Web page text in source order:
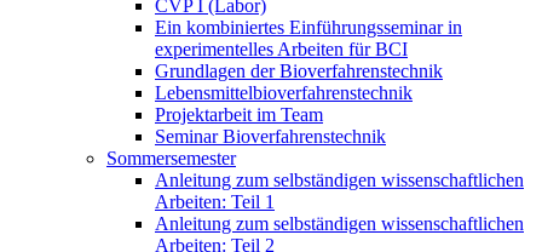
CVP I (Labor)
Ein kombiniertes Einführungsseminar in
experimentelles Arbeiten für BCI
Grundlagen der Bioverfahrenstechnik
Lebensmittelbioverfahrenstechnik
Projektarbeit im Team
Seminar Bioverfahrenstechnik
Sommersemester
Anleitung zum selbständigen wissenschaftlichen
Arbeiten: Teil 1
Anleitung zum selbständigen wissenschaftlichen
Arbeiten: Teil 2